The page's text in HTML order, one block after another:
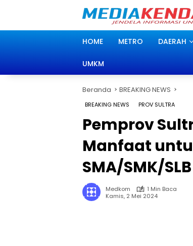
HOME METRO DAERAH
UMKM
Beranda BREAKING NEWS
BREAKING NEWS PROV SULTRA
Pemprov
Manfaat
SMA/SMK/SLB
Medkom
1 Min Baca
Kamis, 2 Mei 2024